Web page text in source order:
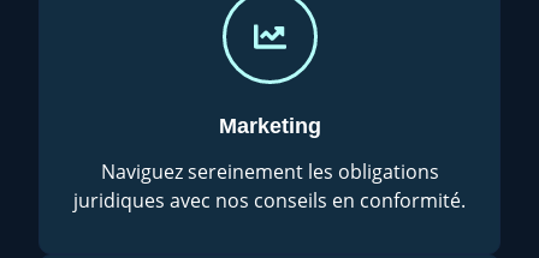
Marketing
Naviguez sereinement les obligations
juridiques avec nos conseils en conformité.